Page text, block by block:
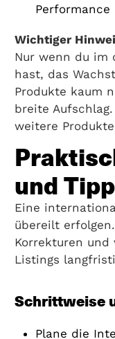
Wichtiger
Nur wenn du im
hast, das
Produkte kaum
breite
weitere
und
Eine
übereilt
Korrekturen und
Listings
Schrittweise
Plane die